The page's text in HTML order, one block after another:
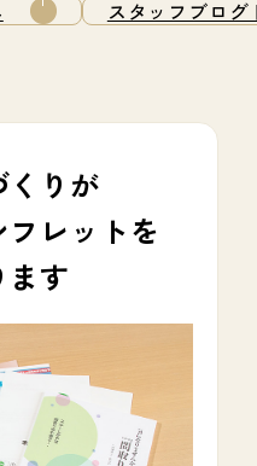
スタッフブログ
くりが
フレットを
ます